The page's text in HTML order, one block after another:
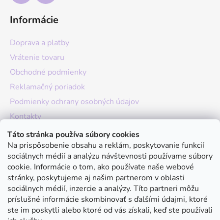
Táto stránka používa súbory cookies
Na prispôsobenie obsahu a reklám, poskytovanie funkcií
sociálnych médií a analýzu návštevnosti používame súbory
cookie. Informácie o tom, ako používate naše webové
stránky, poskytujeme aj našim partnerom v oblasti
sociálnych médií, inzercie a analýzy. Títo partneri môžu
príslušné informácie skombinovať s ďalšími údajmi, ktoré
ste im poskytli alebo ktoré od vás získali, keď ste používali
Informácie
Doprava a platby
Vrátenie tovaru
Obchodné podmienky
Reklamačný poriadok
Podmienky ochrany osobných údajov
Kontakty
O nás
Hodnotenie obchodu
Moja objednávka
Instagram